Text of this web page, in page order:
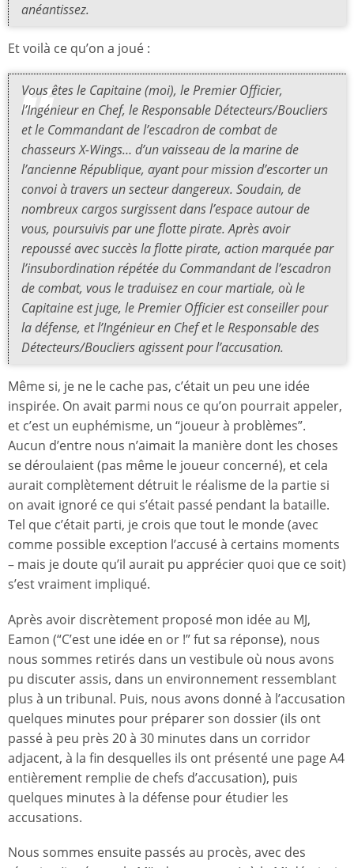
anéantissez.
Et voilà ce qu’on a joué :
Vous êtes le Capitaine (moi), le Premier Officier,
l’Ingénieur en Chef, le Responsable Détecteurs/Boucliers
et le Commandant de l’escadron de combat de
chasseurs X-Wings… d’un vaisseau de la marine de
l’ancienne République, ayant pour mission d’escorter un
convoi à travers un secteur dangereux. Soudain, de
nombreux cargos surgissent dans l’espace autour de
vous, poursuivis par une flotte pirate. Après avoir
repoussé avec succès la flotte pirate, action marquée par
l’insubordination répétée du Commandant de l’escadron
de combat, vous le traduisez en cour martiale, où le
Capitaine est juge, le Premier Officier est conseiller pour
la défense, et l’Ingénieur en Chef et le Responsable des
Détecteurs/Boucliers agissent pour l’accusation.
Même si, je ne le cache pas, c’était un peu une idée
inspirée. On avait parmi nous ce qu’on pourrait appeler,
et c’est un euphémisme, un “joueur à problèmes”.
Aucun d’entre nous n’aimait la manière dont les choses
se déroulaient (pas même le joueur concerné), et cela
aurait complètement détruit le réalisme de la partie si
on avait ignoré ce qui s’était passé pendant la bataille.
Tel que c’était parti, je crois que tout le monde (avec
comme possible exception l’accusé à certains moments
– mais je doute qu’il aurait pu apprécier quoi que ce soit)
s’est vraiment impliqué.
Après avoir discrètement proposé mon idée au MJ,
Eamon (“C’est une idée en or !” fut sa réponse), nous
nous sommes retirés dans un vestibule où nous avons
pu discuter assis, dans un environnement ressemblant
plus à un tribunal. Puis, nous avons donné à l’accusation
quelques minutes pour préparer son dossier (ils ont
passé à peu près 20 à 30 minutes dans un corridor
adjacent, à la fin desquelles ils ont présenté une page A4
entièrement remplie de chefs d’accusation), puis
quelques minutes à la défense pour étudier les
accusations.
Nous sommes ensuite passés au procès, avec des